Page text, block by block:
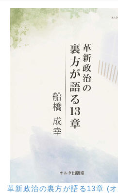
革新政治の裏方が語る13章 (